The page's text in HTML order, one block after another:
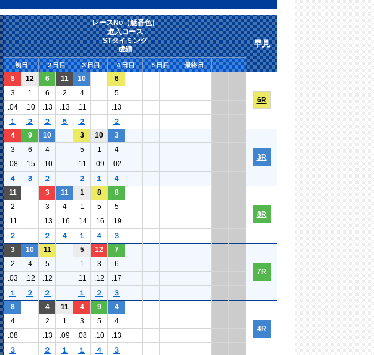
レースNo（艇番色）
進入コース
STタイミング
成績
早見
初日 ２日目 ３日目 ４日目 ５日目 最終日
8 12 6 11 10 6
6R
3 1 6 2 4
5
.04
.10 .13 .13 .11
.13
１
２ ２ ５ ２ ２
4 9 10 3 10 3
3R
3 6 4 5 1
4
.08
.15 .10 .11 .09
.02
４
３ ２ ２ １ ４
11 3 11 1 8 8
8R
2 3 4 1 5
5
.11
.13 .16 .14 .16
.19
２
２ ４ １ ４ ３
3 10 11 5 12 7
7R
2 4 5 1 3
6
.03
.12 .12 .11 .12
.17
１
２ ２ １ ２ ３
8 4 11 4 9 4
4R
4 2 1 3 5
4
.08
.13 .09 .08 .10
.13
３
２ １ １ ４ ３